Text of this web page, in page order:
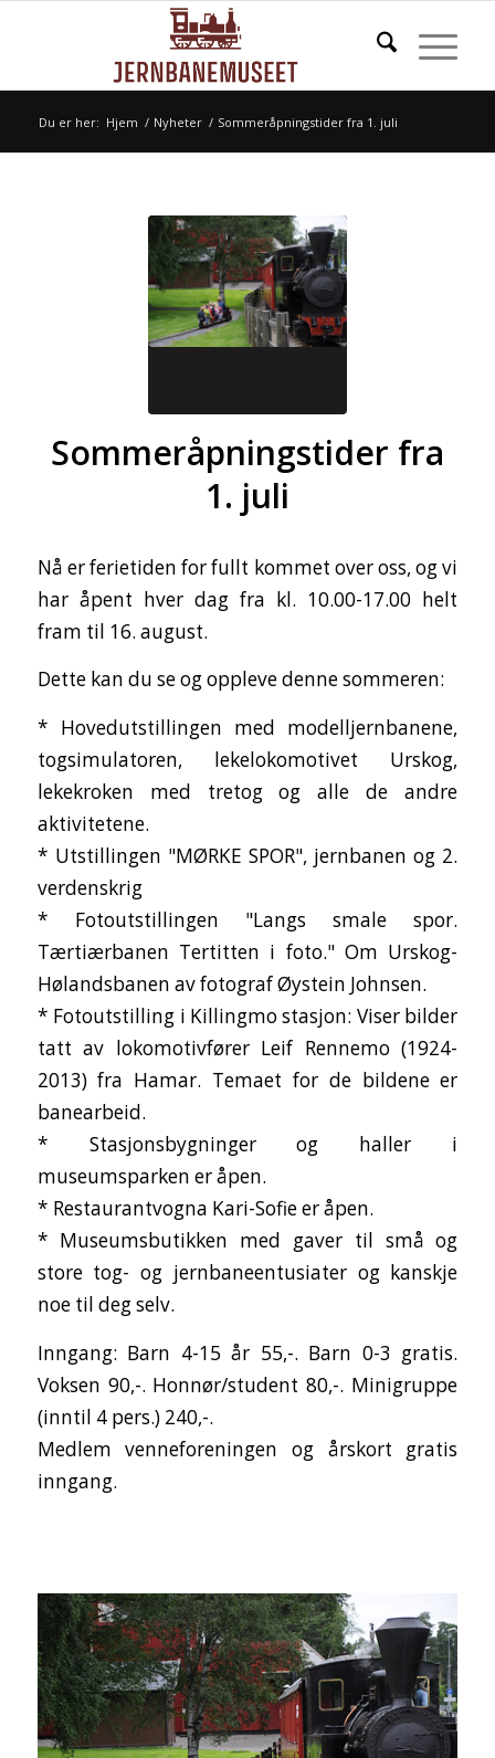
Du er her: Hjem / Nyheter / Sommeråpningstider fra 1. juli
Sommeråpningstider fra
1. juli
Nå er ferietiden for fullt kommet over oss, og vi
har åpent hver dag fra kl. 10.00-17.00 helt
fram til 16. august.
Dette kan du se og oppleve denne sommeren:
* Hovedutstillingen med modelljernbanene,
togsimulatoren, lekelokomotivet Urskog,
lekekroken med tretog og alle de andre
aktivitetene.
* Utstillingen "MØRKE SPOR", jernbanen og 2.
verdenskrig
* Fotoutstillingen "Langs smale spor.
Tærtiærbanen Tertitten i foto." Om Urskog-
Hølandsbanen av fotograf Øystein Johnsen.
* Fotoutstilling i Killingmo stasjon: Viser bilder
tatt av lokomotivfører Leif Rennemo (1924-
2013) fra Hamar. Temaet for de bildene er
banearbeid.
* Stasjonsbygninger og haller i
museumsparken er åpen.
* Restaurantvogna Kari-Sofie​ er åpen.
* Museumsbutikken med gaver til små og
store tog- og jernbaneentusiater og kanskje
noe til deg selv.
Inngang: Barn 4-15 år 55,-. Barn 0-3 gratis.
Voksen 90,-. Honnør/student 80,-. Minigruppe
(inntil 4 pers.) 240,-.
Medlem venneforeningen og årskort gratis
inngang.